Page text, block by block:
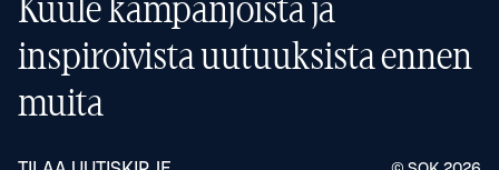
Kuule kampanjoista ja
inspiroivista uutuuksista ennen
muita